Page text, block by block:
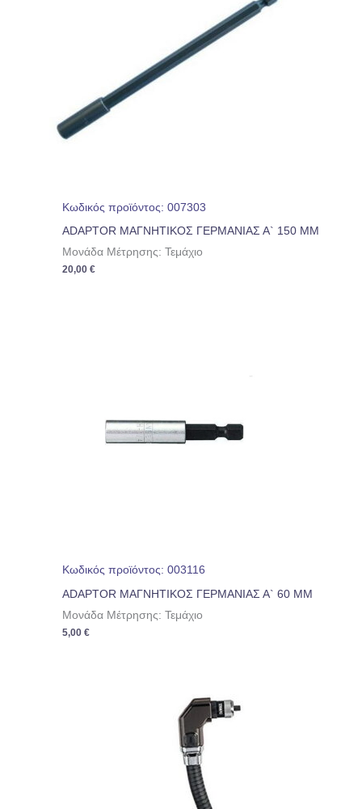
Κωδικός προϊόντος: 007303
ADAPTOR ΜΑΓΝΗΤΙΚΟΣ ΓΕΡΜΑΝΙΑΣ Α` 150 ΜΜ
Μονάδα Μέτρησης: Τεμάχιο
20,00€
Κωδικός προϊόντος: 003116
ADAPTOR ΜΑΓΝΗΤΙΚΟΣ ΓΕΡΜΑΝΙΑΣ Α` 60 ΜΜ
Μονάδα Μέτρησης: Τεμάχιο
5,00€